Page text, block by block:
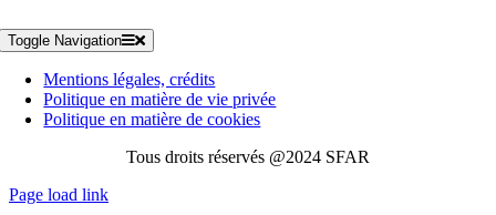
Toggle Navigation
Mentions légales, crédits
Politique en matière de vie privée
Politique en matière de cookies
Tous droits réservés @2024 SFAR
Page load link